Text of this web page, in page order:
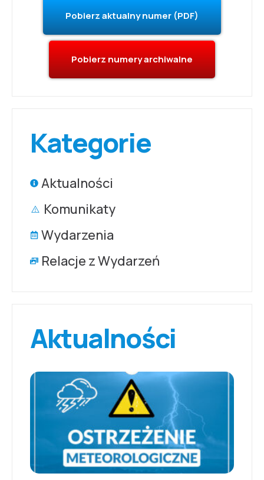
Pobierz aktualny numer (PDF)
Pobierz numery archiwalne
Kategorie
Aktualności
Komunikaty
Wydarzenia
Relacje z Wydarzeń
Aktualności